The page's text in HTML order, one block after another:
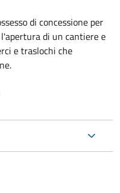
di concessione per
di un cantiere e
e traslochi che